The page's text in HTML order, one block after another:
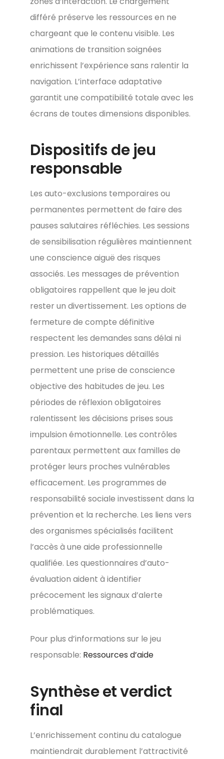
différé préserve les ressources en ne
chargeant que le contenu visible. Les
animations de transition soignées
enrichissent l’expérience sans ralentir la
navigation. L’interface adaptative
garantit une compatibilité totale avec les
écrans de toutes dimensions disponibles.
Dispositifs de jeu
responsable
Les auto-exclusions temporaires ou
permanentes permettent de faire des
pauses salutaires réfléchies. Les sessions
de sensibilisation régulières maintiennent
une conscience aiguë des risques
associés. Les messages de prévention
obligatoires rappellent que le jeu doit
rester un divertissement. Les options de
fermeture de compte définitive
respectent les demandes sans délai ni
pression. Les historiques détaillés
permettent une prise de conscience
objective des habitudes de jeu. Les
périodes de réflexion obligatoires
ralentissent les décisions prises sous
impulsion émotionnelle. Les contrôles
parentaux permettent aux familles de
protéger leurs proches vulnérables
efficacement. Les programmes de
responsabilité sociale investissent dans la
prévention et la recherche. Les liens vers
des organismes spécialisés facilitent
l’accès à une aide professionnelle
qualifiée. Les questionnaires d’auto-
évaluation aident à identifier
précocement les signaux d’alerte
problématiques.
Pour plus d’informations sur le jeu
responsable: Ressources d’aide
Synthèse et verdict
final
L’enrichissement continu du catalogue
maintiendrait durablement l’attractivité